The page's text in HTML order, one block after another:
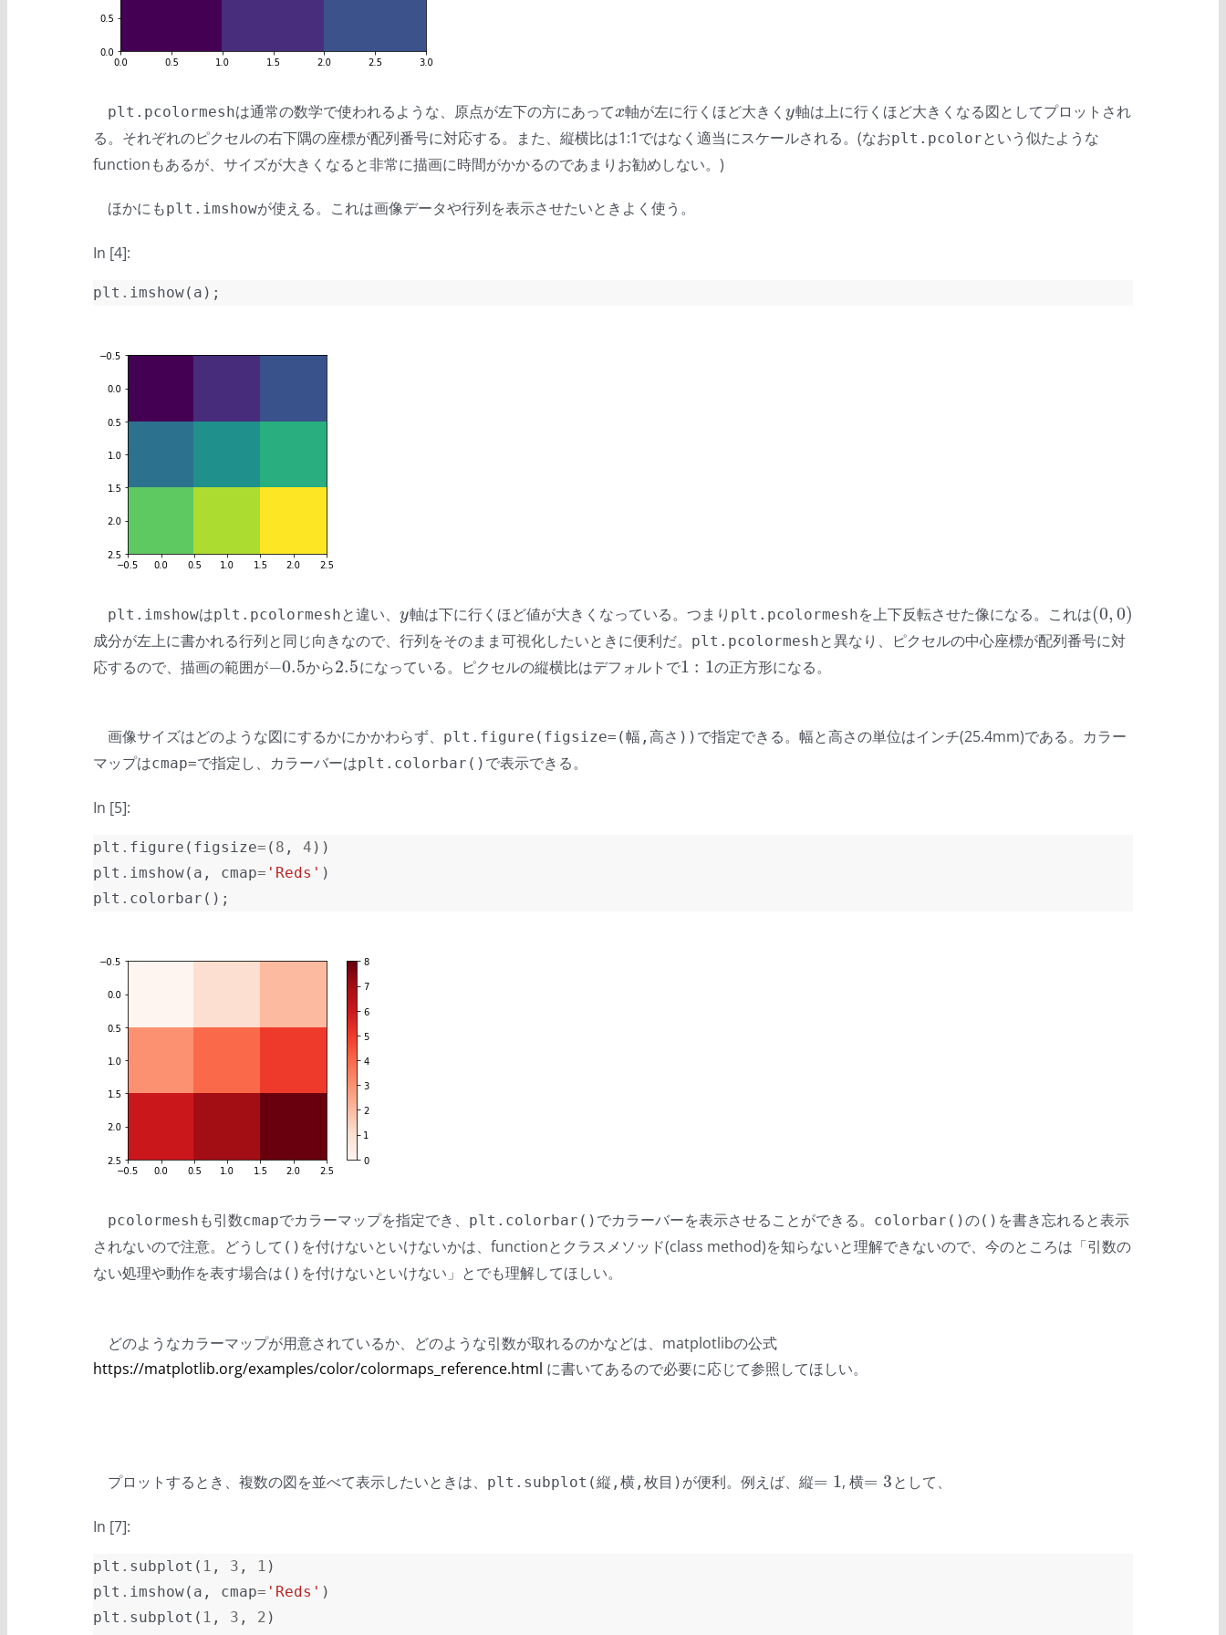
plt.pcolormeshは通常の数学で使われるような、原点が左下の方にあってx
x軸が左に行くほど大きくy
y軸は上に行くほど大きくなる図としてプロットされ
る。それぞれのピクセルの右下隅の座標が配列番号に対応する。また、縦横比は1:1ではなく適当にスケールされる。(なおplt.pcolorという似たような
functionもあるが、サイズが大きくなると非常に描画に時間がかかるのであまりお勧めしない。)
ほかにもplt.imshowが使える。これは画像データや行列を表示させたいときよく使う。
In [4]:
plt . imshow( a );
plt.imshowはplt.pcolormeshと違い、 y
y軸は下に行くほど値が大きくなっている。つまり plt.pcolormeshを上下反転させた像になる。これは(0, 0)
(0,0 )
成分が左上に書かれる行列と同じ向きなので、行列をそのまま可視化したいときに便利だ。
plt.pcolormeshと異なり、ピクセルの中心座標が配列番号に対
応するので、描画の範囲が−0.5
−0.5 から2.5
2.5 になっている。ピクセルの縦横比はデフォルトで1 : 1
1: 1 の正方形になる。
画像サイズはどのような図にするかにかかわらず、 plt.figure(figsize=(幅,高さ)) で指定できる。幅と高さの単位はインチ(25.4mm)である。カラー
マップはcmap=で指定し、カラーバーはplt.colorbar() で表示できる。
In [5]:
plt . figure ( figsize= ( 8 , 4 ))
plt . imshow( a , cmap= 'Reds' )
plt . colorbar ();
pcolormesh も引数cmapでカラーマップを指定でき、 plt.colorbar() でカラーバーを表示させることができる。 colorbar()の() を書き忘れると表示
されないので注意。どうして () を付けないといけないかは、functionとクラスメソッド(class method)を知らないと理解できないので、今のところは「引数の
ない処理や動作を表す場合は () を付けないといけない」とでも理解してほしい。
どのようなカラーマップが用意されているか、どのような引数が取れるのかなどは、matplotlibの公式
https://matplotlib.org/examples/color/colormaps_reference.html に書いてあるので必要に応じて参照してほしい。
プロットするとき、複数の図を並べて表示したいときは、 plt.subplot(縦,横,枚目) が便利。例えば、縦= 1
=1 , 横= 3
=3 として、
In [7]:
plt . subplot ( 1 , 3 , 1 )
plt . imshow( a , cmap= 'Reds' )
plt . subplot ( 1 , 3 , 2 )